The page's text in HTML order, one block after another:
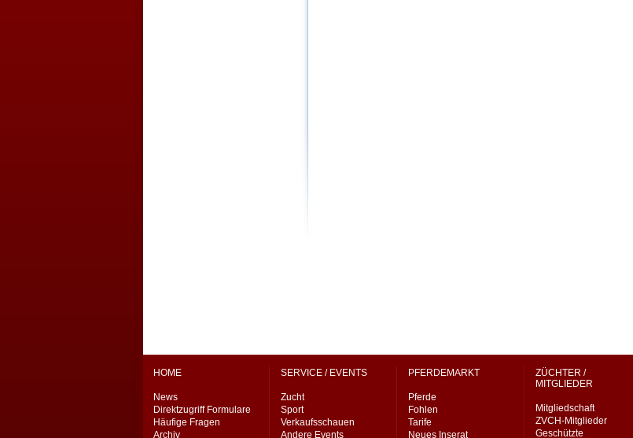
HOME
News
Direktzugriff Formulare
Häufige Fragen
Archiv
SERVICE / EVENTS
Zucht
Sport
Verkaufsschauen
Andere Events
PFERDEMARKT
Pferde
Fohlen
Tarife
Neues Inserat
ZÜCHTER /
MITGLIEDER
Mitgliedschaft
ZVCH-Mitglieder
Geschützte